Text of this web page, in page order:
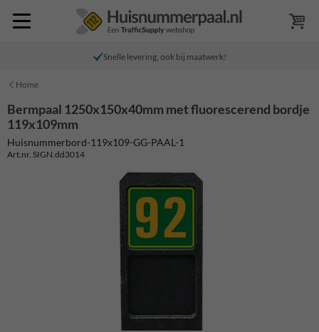
Snelle levering, ook bij maatwerk!
Home
Bermpaal 1250x150x40mm met fluorescerend bordje
119x109mm
Huisnummerbord-119x109-GG-PAAL-1
Art.nr. SIGN.dd3014